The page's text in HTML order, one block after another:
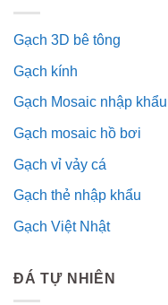
Gạch 3D bê tông
Gạch kính
Gạch Mosaic nhập khẩu
Gạch mosaic hồ bơi
Gạch vỉ vảy cá
Gạch thẻ nhập khẩu
Gạch Việt Nhật
ĐÁ TỰ NHIÊN